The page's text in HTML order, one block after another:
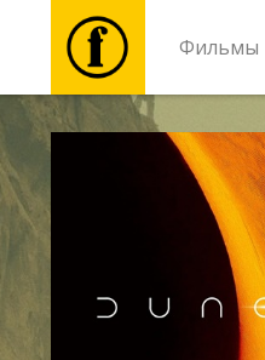
Фильмы
Фильмы